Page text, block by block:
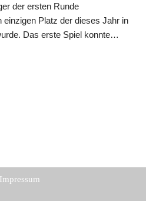
der ersten Runde
einzigen Platz der dieses Jahr in
Das erste Spiel konnte…
Impressum